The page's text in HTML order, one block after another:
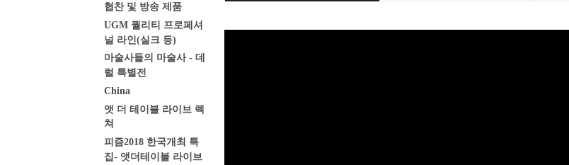
협찬 및 방송 제품
UGM 퀄리티 프로페셔
널 라인(실크 등)
마술사들의 마술사 - 데
럴 특별전
China
앳 더 테이블 라이브 렉
쳐
피즘2018 한국개최 특
집- 앳더테이블 라이브